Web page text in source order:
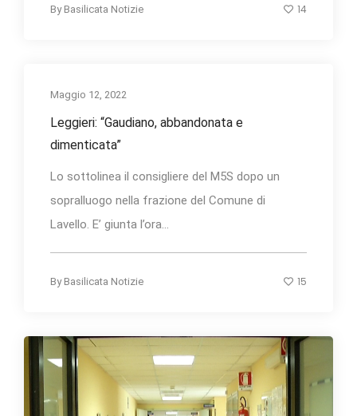
By Basilicata Notizie 14
Maggio 12, 2022
Leggieri: “Gaudiano, abbandonata e
dimenticata”
Lo sottolinea il consigliere del M5S dopo un
sopralluogo nella frazione del Comune di
Lavello. E’ giunta l’ora...
By Basilicata Notizie 15